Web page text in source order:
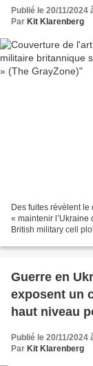
Publié le 20/11/2024
Par Kit Klarenberg
Des fuites révèlent
« maintenir
British military cell
Guerre en
exposent un
haut niveau
GrayZone)
Publié le 20/11/2024
Par Kit Klarenberg